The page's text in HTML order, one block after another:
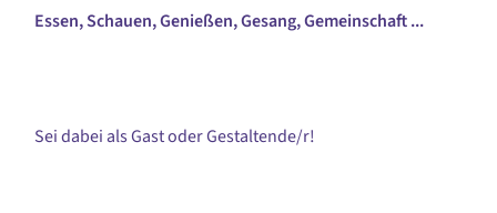
Essen, Schauen, Genießen, Gesang, Gemeinschaft ...
Sei dabei als Gast oder Gestaltende/r!